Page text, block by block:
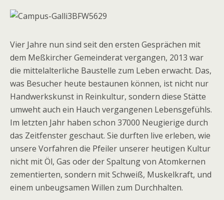
Vier Jahre nun sind seit den ersten Gesprächen mit
dem Meßkircher Gemeinderat vergangen, 2013 war
die mittelalterliche Baustelle zum Leben erwacht. Das,
was Besucher heute bestaunen können, ist nicht nur
Handwerkskunst in Reinkultur, sondern diese Stätte
umweht auch ein Hauch vergangenen Lebensgefühls.
Im letzten Jahr haben schon 37000 Neugierige durch
das Zeitfenster geschaut. Sie durften live erleben, wie
unsere Vorfahren die Pfeiler unserer heutigen Kultur
nicht mit Öl, Gas oder der Spaltung von Atomkernen
zementierten, sondern mit Schweiß, Muskelkraft, und
einem unbeugsamen Willen zum Durchhalten.